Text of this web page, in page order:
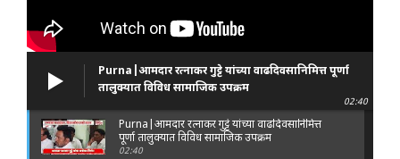
Purna|आमदार रत्नाकर गुट्टे यांच्या वाढदिवसानिमित्त पूर्णा
तालुक्यात विविध सामाजिक उपक्रम
02:40
Purna|आमदार रत्नाकर गुट्टे यांच्या वाढदिवसानिमित्त
पूर्णा तालुक्यात विविध सामाजिक उपक्रम
02:40